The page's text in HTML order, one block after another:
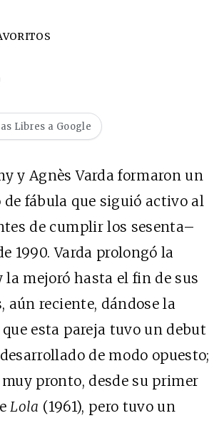
Libres a Google
y Agnès Varda formaron un
fábula que siguió activo al
de cumplir los sesenta–
1990. Varda prolongó la
la mejoró hasta el fin de sus
aún reciente, dándose la
esta pareja tuvo un debut
de modo opuesto;
pronto, desde su primer
Lola (1961), pero tuvo un